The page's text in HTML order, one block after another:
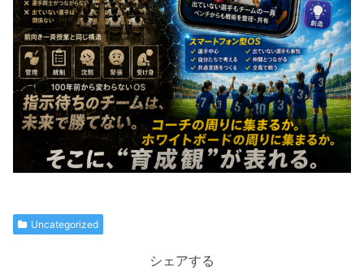
Uncategorized
シェアする